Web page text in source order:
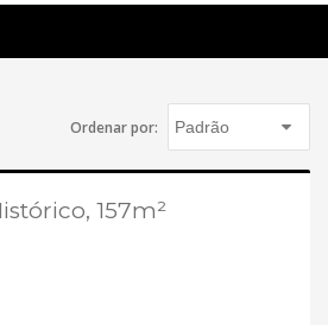
Ordenar por:
157m²